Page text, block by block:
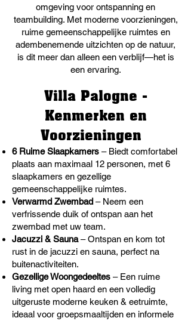
omgeving voor ontspanning en
teambuilding. Met moderne voorzieningen,
ruime gemeenschappelijke ruimtes en
adembenemende uitzichten op de natuur,
is dit meer dan alleen een verblijf—het is
een ervaring.
Villa Palogne -
Kenmerken en
Voorzieningen
6 Ruime Slaapkamers – Biedt comfortabel
plaats aan maximaal 12 personen, met 6
slaapkamers en gezellige
gemeenschappelijke ruimtes.
Verwarmd Zwembad – Neem een
verfrissende duik of ontspan aan het
zwembad met uw team.
Jacuzzi & Sauna– Ontspan en kom tot
rust in de jacuzzi en sauna, perfect na
buitenactiviteiten.
Gezellige Woongedeeltes – Een ruime
living met open haard en een volledig
uitgeruste moderne keuken & eetruimte,
ideaal voor groepsmaaltijden en informele